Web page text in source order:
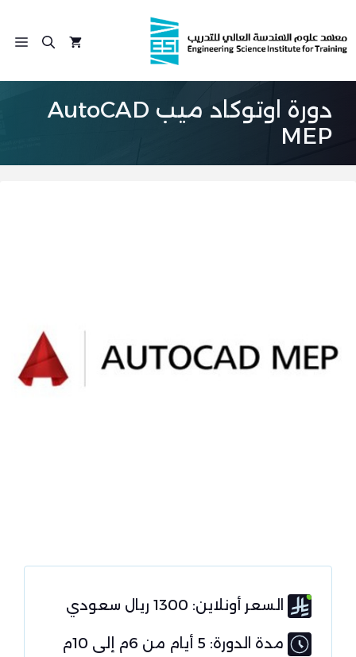
إلى
المحتوى
دورة اوتوكاد ميب AutoCAD
MEP
السعر أونلاين: 1300 ريال سعودي
مدة الدورة: 5 أيام من 6م إلى 10م